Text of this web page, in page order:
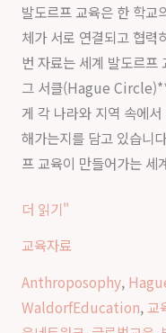
발도르프 교육은 한 학교
체가 서로 연결되고 협력
번 자료는 세계 발도르프
그 서클(Hague
게 각 나라와 지역 속에
해가는지를 담고 있습니
프 교육이 만들어가는
프
교
육
의
세
계
연
더 읽기"
교육자료
Anthroposophy,
WaldorfEducation, 교